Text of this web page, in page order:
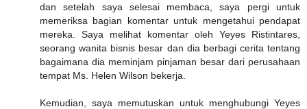
dan setelah saya selesai membaca, saya pergi untuk
memeriksa bagian komentar untuk mengetahui pendapat
mereka. Saya melihat komentar oleh Yeyes Ristintares,
seorang wanita bisnis besar dan dia berbagi cerita tentang
bagaimana dia meminjam pinjaman besar dari perusahaan
tempat Ms. Helen Wilson bekerja.
Kemudian, saya memutuskan untuk menghubungi Yeyes